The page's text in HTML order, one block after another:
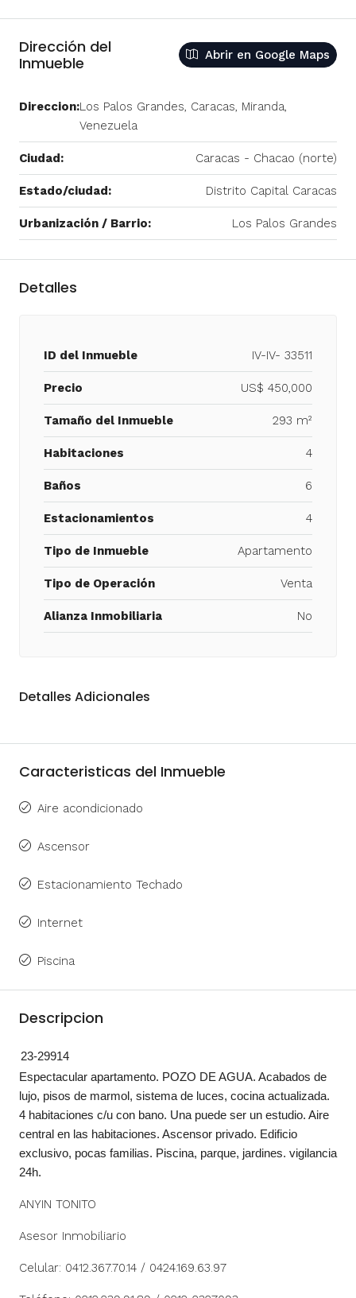
Dirección del
Inmueble
Abrir en Google Maps
Direccion:Los Palos Grandes, Caracas, Miranda,
Venezuela
Ciudad: Caracas - Chacao (norte)
Estado/ciudad: Distrito Capital Caracas
Urbanización / Barrio: Los Palos Grandes
Detalles
ID del Inmueble IV-IV- 33511
Precio US$ 450,000
Tamaño del Inmueble 293 m²
Habitaciones 4
Baños 6
Estacionamientos 4
Tipo de Inmueble Apartamento
Tipo de Operación Venta
Alianza Inmobiliaria No
Detalles Adicionales
Caracteristicas del Inmueble
Aire acondicionado
Ascensor
Estacionamiento Techado
Internet
Piscina
Descripcion
23-29914
Espectacular apartamento. POZO DE AGUA. Acabados de
lujo, pisos de marmol, sistema de luces, cocina actualizada.
4 habitaciones c/u con bano. Una puede ser un estudio. Aire
central en las habitaciones. Ascensor privado. Edificio
exclusivo, pocas familias. Piscina, parque, jardines. vigilancia
24h.
ANYIN TONITO
Asesor Inmobiliario
Celular: 0412.367.70.14 / 0424.169.63.97